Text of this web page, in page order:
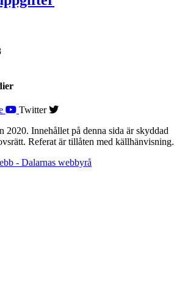
Twitter
2020. Innehållet på denna sida är skyddad
Referat är tillåten med källhänvisning.
- Dalarnas webbyrå